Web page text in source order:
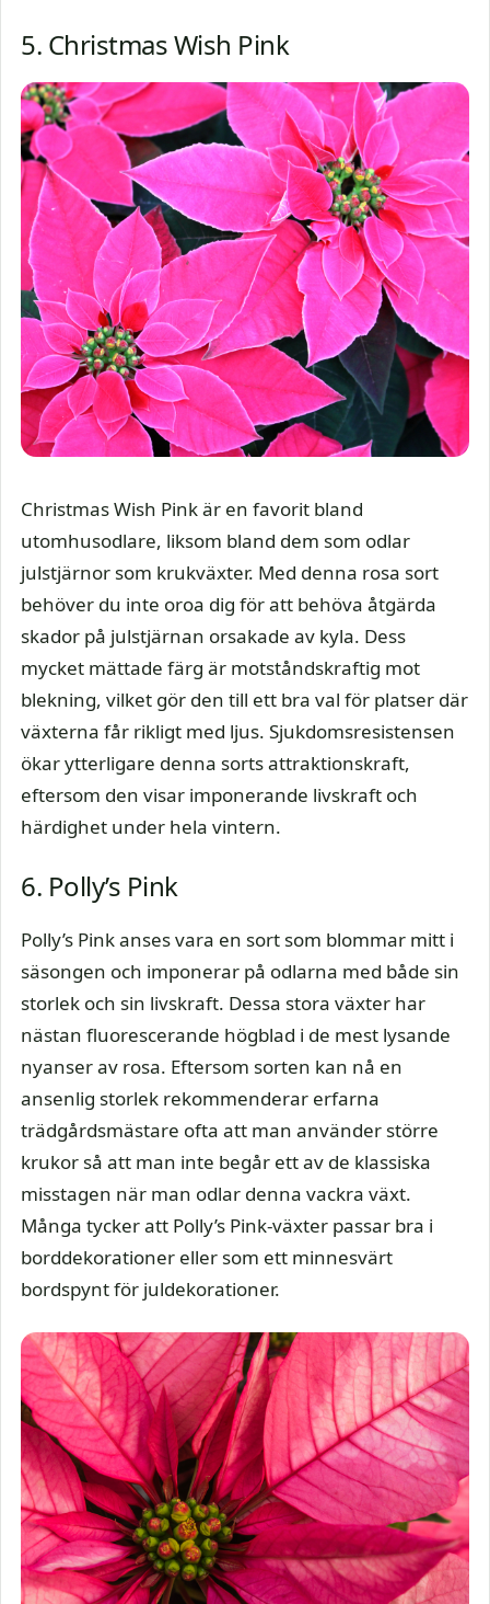
5. Christmas Wish Pink
Christmas Wish Pink är en favorit bland
utomhusodlare, liksom bland dem som odlar
julstjärnor som krukväxter. Med denna rosa sort
behöver du inte oroa dig för att behöva åtgärda
skador på julstjärnan orsakade av kyla. Dess
mycket mättade färg är motståndskraftig mot
blekning, vilket gör den till ett bra val för platser där
växterna får rikligt med ljus. Sjukdomsresistensen
ökar ytterligare denna sorts attraktionskraft,
eftersom den visar imponerande livskraft och
härdighet under hela vintern.
6. Polly’s Pink
Polly’s Pink anses vara en sort som blommar mitt i
säsongen och imponerar på odlarna med både sin
storlek och sin livskraft. Dessa stora växter har
nästan fluorescerande högblad i de mest lysande
nyanser av rosa. Eftersom sorten kan nå en
ansenlig storlek rekommenderar erfarna
trädgårdsmästare ofta att man använder större
krukor så att man inte begår ett av de klassiska
misstagen när man odlar denna vackra växt.
Många tycker att Polly’s Pink-växter passar bra i
borddekorationer eller som ett minnesvärt
bordspynt för juldekorationer.